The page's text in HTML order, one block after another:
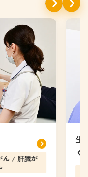
ん / 肝臓が
生